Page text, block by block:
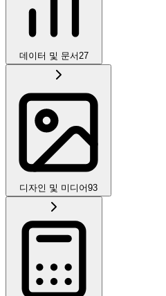
데이터 및 문서27
디자인 및 미디어93